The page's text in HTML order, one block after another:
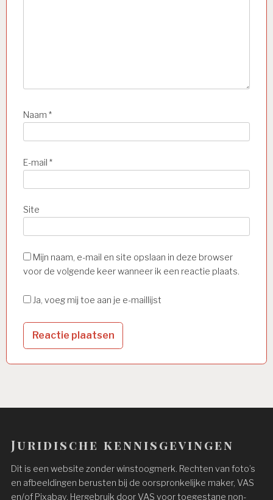
Naam *
E-mail *
Site
Mijn naam, e-mail en site opslaan in deze browser
voor de volgende keer wanneer ik een reactie plaats.
Ja, voeg mij toe aan je e-maillijst
Juridische kennisgevingen
Dit is een website zonder winstoogmerk. Rechten van foto’s
en afbeeldingen berusten bij de oorspronkelijke maker, VAS
en/of Pixabay. Hergebruik door VAS voor toegestane non-